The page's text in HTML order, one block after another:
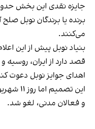
جایزه نقدی این بخش
برنده یا برندگان نوبل
می‌کنند.
بنیاد نوبل پیش از این
قصد دارد از ایران،
اهدای جوایز نوبل دعوت
این
و فعالان مدنی، لغو شد.